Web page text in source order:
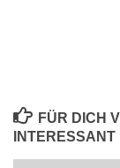
FÜR DICH